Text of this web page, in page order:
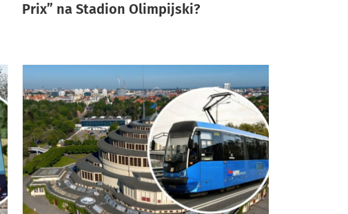
Prix” na Stadion Olimpijski?